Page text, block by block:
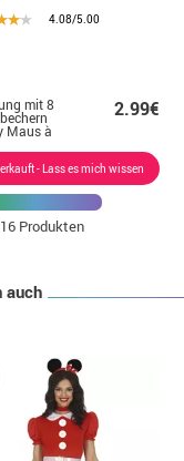
4.08/5.00
mit 8
Maus à
2.99€
- Lass es mich wissen
Produkten
auch